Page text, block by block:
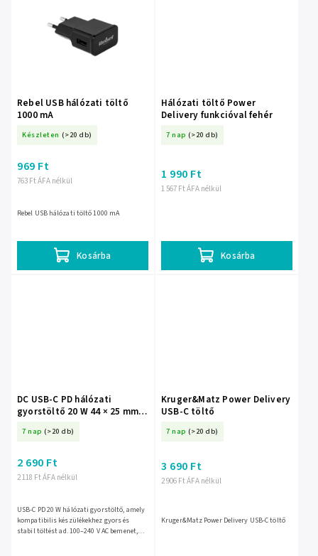
Rebel USB hálózati töltő
1000 mA
Készleten (>20 db)
763 Ft ÁFA nélkül
969 Ft
Kosárba
Rebel USB hálózati töltő 1000 mA
Hálózati töltő Power
Delivery funkcióval fehér
7 nap (>20 db)
1 567 Ft ÁFA nélkül
1 990 Ft
Kosárba
DC USB-C PD hálózati
gyorstöltő 20 W 44 × 25 mm –
7 nap (>20 db)
2 118 Ft ÁFA nélkül
2 690 Ft
USB-C PD 20 W hálózati gyorstöltő, amely
kompatibilis készülékekhez gyors és
stabil töltést ad. 100–240 V AC bemenet,
Kruger&Matz Power Delivery
USB-C töltő
7 nap (>20 db)
2 906 Ft ÁFA nélkül
3 690 Ft
Kruger&Matz Power Delivery USB-C töltő